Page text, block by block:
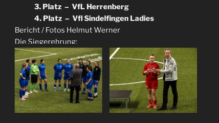
3. Platz – VfL Herrenberg
4. Platz – Vfl Sindelfingen Ladies
Bericht / Fotos Helmut Werner
Die Siegerehrung: